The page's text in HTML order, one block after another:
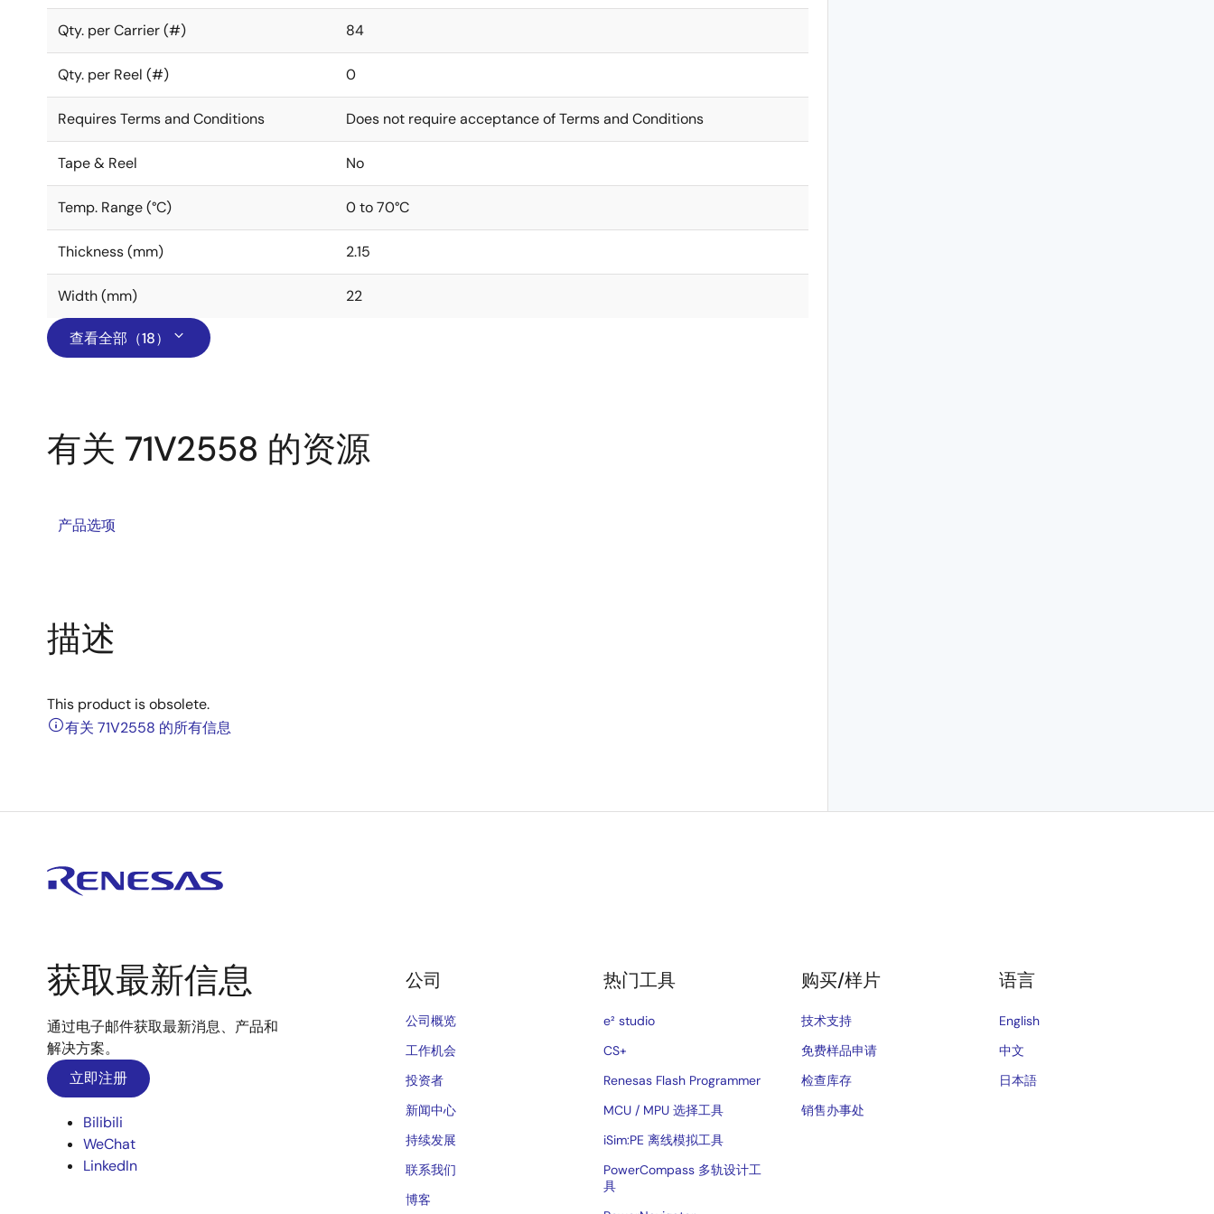
Qty. per Carrier (#) 84
Qty. per Reel (#) 0
Requires Terms and Conditions Does not require acceptance of Terms and Conditions
Tape & Reel No
Temp. Range (°C) 0 to 70°C
Thickness (mm) 2.15
Width (mm) 22
查看全部（18）
有关 71V2558 的资源
产品选项
描述
This product is obsolete.
有关 71V2558 的所有信息
获取最新信息
通过电子邮件获取最新消息、产品和
解决方案。
立即注册
Bilibili
WeChat
LinkedIn
公司
公司概览
工作机会
投资者
新闻中心
持续发展
联系我们
博客
热门工具
e² studio
CS+
Renesas Flash Programmer
MCU / MPU 选择工具
iSim:PE 离线模拟工具
PowerCompass 多轨设计工
具
购买/样片
技术支持
免费样品申请
检查库存
销售办事处
语言
English
中文
日本語